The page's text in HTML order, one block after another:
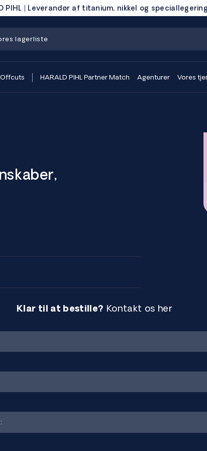
PIHL | Leverandør af titanium, nikkel og
Offcuts HARALD PIHL Partner Match Agenturer Vores
er den blødeste og mest duktile
meget god svejsbarhed
Klar til at bestille? Kontakt os her